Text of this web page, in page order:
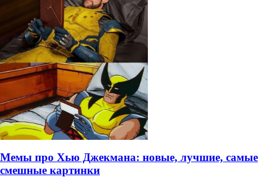
Мемы про Хью Джекмана: новые, лучшие, самые
смешные картинки